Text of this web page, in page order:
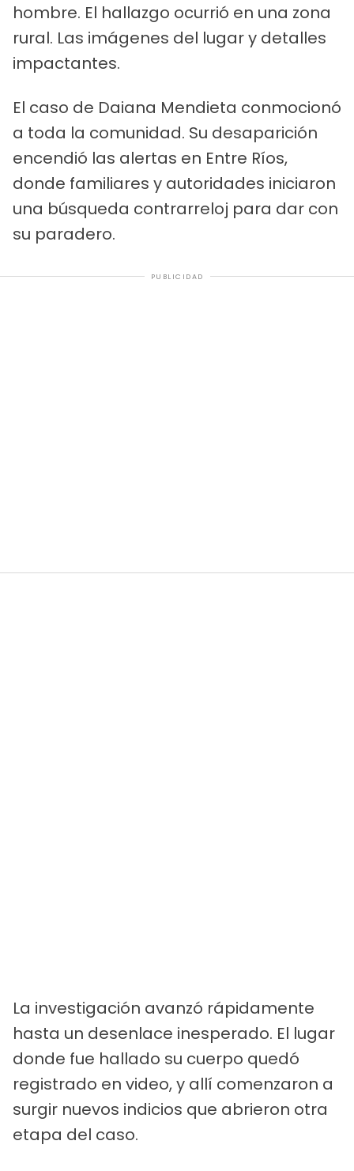
hombre. El hallazgo ocurrió en una zona
rural. Las imágenes del lugar y detalles
impactantes.
El caso de Daiana Mendieta conmocionó
a toda la comunidad. Su desaparición
encendió las alertas en Entre Ríos,
donde familiares y autoridades iniciaron
una búsqueda contrarreloj para dar con
su paradero.
PUBLICIDAD
La investigación avanzó rápidamente
hasta un desenlace inesperado. El lugar
donde fue hallado su cuerpo quedó
registrado en video, y allí comenzaron a
surgir nuevos indicios que abrieron otra
etapa del caso.